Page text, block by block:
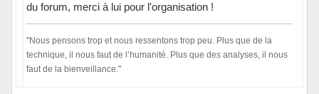
du forum, merci à lui pour l'organisation !
"Nous pensons trop et nous ressentons trop peu. Plus que de la
technique, il nous faut de l’humanité. Plus que des analyses, il nous
faut de la bienveillance."